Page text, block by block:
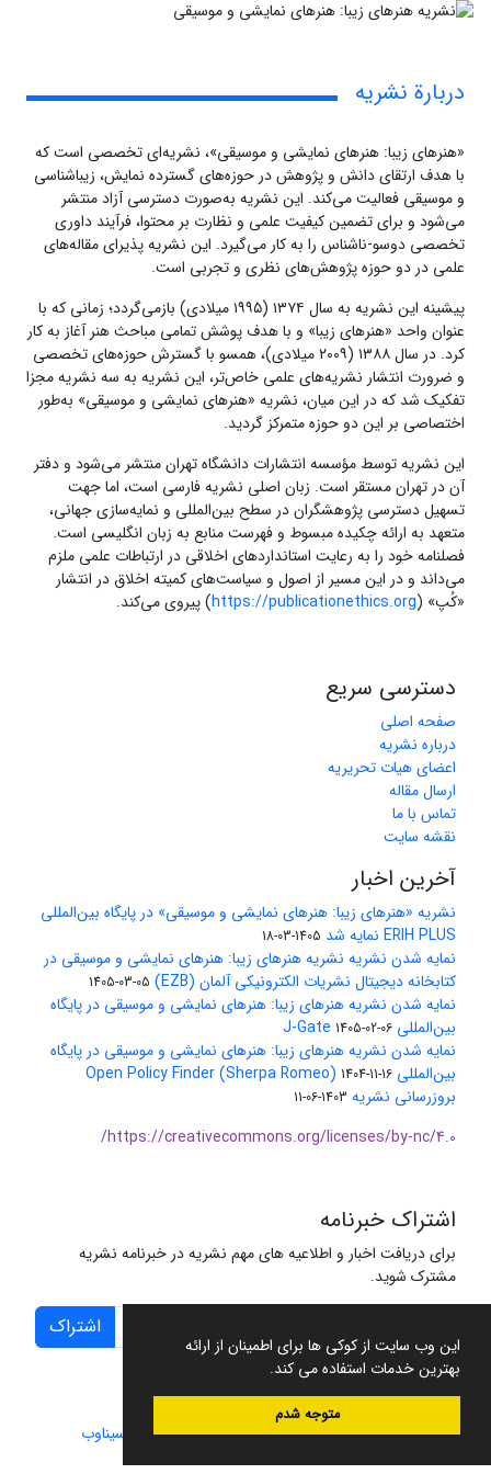
این وب سایت از کوکی ها برای اطمینان از ارائه
بهترین خدمات استفاده می کند.
متوجه شدم
دربارة نشریه
«هنرهای زیبا: هنرهای نمایشی و موسیقی»، نشریه‌ای تخصصی است که
با هدف ارتقای دانش و پژوهش در حوزه‌های گسترده نمایش، زیباشناسی
و موسیقی فعالیت می‌کند. این نشریه به‌صورت دسترسی آزاد منتشر
می‌شود و برای تضمین کیفیت علمی و نظارت بر محتوا، فرآیند داوری
تخصصی دوسو-ناشناس را به کار می‌گیرد. این نشریه پذیرای مقاله‌های
علمی در دو حوزه پژوهش‌های نظری و تجربی است.
پیشینه این نشریه به سال ۱۳۷۴ (۱۹۹۵ میلادی) بازمی‌گردد؛ زمانی که با
عنوان واحد «هنرهای زیبا» و با هدف پوشش تمامی مباحث هنر آغاز به کار
کرد. در سال ۱۳۸۸ (۲۰۰۹ میلادی)، همسو با گسترش حوزه‌های تخصصی
و ضرورت انتشار نشریه‌های علمی خاص‌تر، این نشریه به سه نشریه مجزا
تفکیک شد که در این میان، نشریه «هنرهای نمایشی و موسیقی» به‌طور
اختصاصی بر این دو حوزه متمرکز گردید.
این نشریه توسط مؤسسه انتشارات دانشگاه تهران منتشر می‌شود و دفتر
آن در تهران مستقر است. زبان اصلی نشریه فارسی است، اما جهت
تسهیل دسترسی پژوهشگران در سطح بین‌المللی و نمایه‌سازی جهانی،
متعهد به ارائه چکیده مبسوط و فهرست منابع به زبان انگلیسی است.
فصلنامه خود را به رعایت استانداردهای اخلاقی در ارتباطات علمی ملزم
می‌داند و در این مسیر از اصول و سیاست‌های کمیته اخلاق در انتشار
«کُپ» (https://publicationethics.org) پیروی می‌کند.
دسترسی سریع
صفحه اصلی
درباره نشریه
اعضای هیات تحریریه
ارسال مقاله
تماس با ما
نقشه سایت
آخرین اخبار
نشریه «هنرهای زیبا: هنرهای نمایشی و موسیقی» در پایگاه بین‌المللی
ERIH PLUS نمایه شد
1405-03-18
نمایه شدن نشریه نشریه هنرهای زیبا: هنرهای نمایشی و موسیقی در
کتابخانه دیجیتال نشریات الکترونیکی آلمان (EZB)
1405-03-05
نمایه شدن نشریه هنرهای زیبا: هنرهای نمایشی و موسیقی در پایگاه
بین‌المللی J-Gate 1405-02-06
نمایه شدن نشریه هنرهای زیبا: هنرهای نمایشی و موسیقی در پایگاه
بین‌المللی Open Policy Finder (Sherpa Romeo) 1404-11-16
بروزرسانی نشریه 1403-06-11
https://creativecommons.org/licenses/by-nc/4.0/
اشتراک خبرنامه
برای دریافت اخبار و اطلاعیه های مهم نشریه در خبرنامه نشریه
مشترک شوید.
اشتراک
سامانه مدیریت نشریات علمی.طراحی و پیاده سازی از سیناوب